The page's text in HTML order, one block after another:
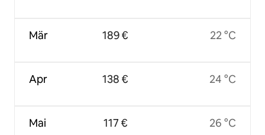
Mär
Apr
Mai
189 €
138 €
117 €
22 °C
24 °C
26 °C